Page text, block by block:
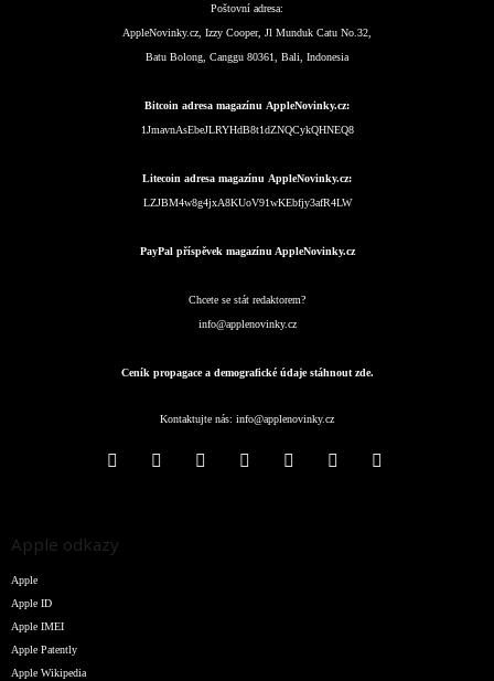
Poštovní adresa:
AppleNovinky.cz, Izzy Cooper, Jl Munduk Catu No.32,
Batu Bolong, Canggu 80361, Bali, Indonesia
Bitcoin adresa magazínu AppleNovinky.cz:
1JmavnAsEbeJLRYHdB8t1dZNQCykQHNEQ8
Litecoin adresa magazínu AppleNovinky.cz:
LZJBM4w8g4jxA8KUoV91wKEbfjy3afR4LW
PayPal příspěvek magazínu AppleNovinky.cz
Chcete se stát redaktorem?
info@applenovinky.cz
Ceník propagace a demografické údaje stáhnout zde.
Kontaktujte nás: info@applenovinky.cz
Apple odkazy
Apple
Apple ID
Apple IMEI
Apple Patently
Apple Wikipedia